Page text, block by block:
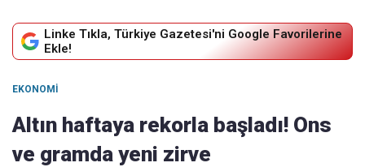
Linke Tıkla, Türkiye Gazetesi'ni Google Favorilerine
Ekle!
EKONOMI
Altın haftaya rekorla başladı! Ons
ve gramda yeni zirve